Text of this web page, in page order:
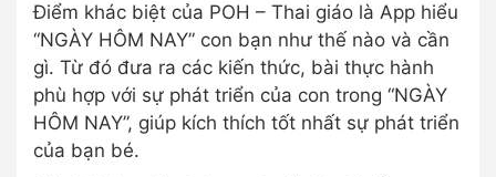
Điểm khác biệt của POH – Thai giáo là App hiểu
“NGÀY HÔM NAY” con bạn như thế nào và cần
gì. Từ đó đưa ra các kiến thức, bài thực hành
phù hợp với sự phát triển của con trong “NGÀY
HÔM NAY”, giúp kích thích tốt nhất sự phát triển
của bạn bé.